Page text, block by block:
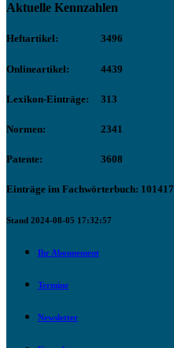
Aktuelle Kennzahlen
Heftartikel: 3496
Onlineartikel: 4439
Lexikon-Einträge: 313
Normen: 2341
Patente: 3608
Einträge im Fachwörterbuch: 101417
Stand 2024-08-05 17:32:57
Ihr Abonnement
Termine
Newsletter